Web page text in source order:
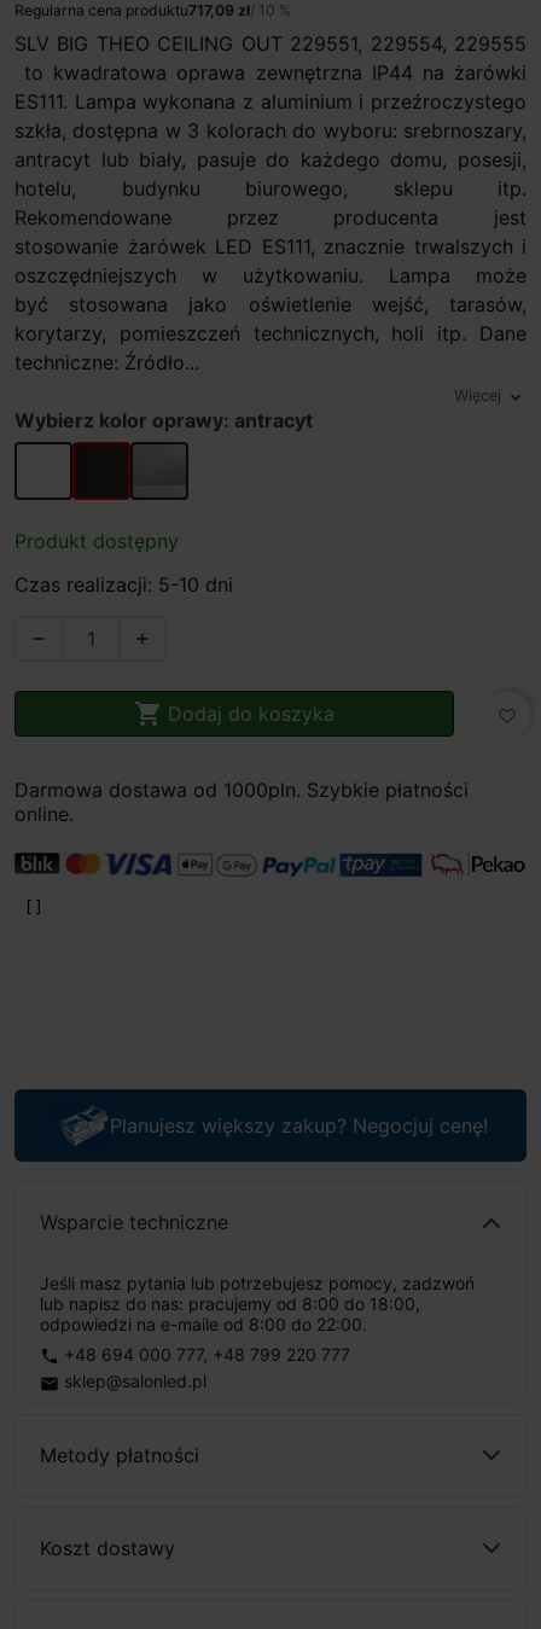
Regularna cena produktu717,09 zł/ 10 %
SLV BIG THEO CEILING OUT 229551, 229554, 229555
to kwadratowa oprawa zewnętrzna IP44 na żarówki
ES111. Lampa wykonana z aluminium i przeźroczystego
szkła, dostępna w 3 kolorach do wyboru: srebrnoszary,
antracyt lub biały, pasuje do każdego domu, posesji,
hotelu, budynku biurowego, sklepu itp.
Rekomendowane przez producenta jest
stosowanie żarówek LED ES111, znacznie trwalszych i
oszczędniejszych w użytkowaniu. Lampa może
być stosowana jako oświetlenie wejść, tarasów,
korytarzy, pomieszczeń technicznych, holi itp. Dane
techniczne: Źródło...
Więcej expand_more
Wybierz kolor oprawy: antracyt
biały antracytsrebrno-szary
Produkt dostępny
Czas realizacji: 5-10 dni
 
 Dodaj do koszyka favorite_border
Darmowa dostawa od 1000pln. Szybkie płatności
online.
Planujesz większy zakup? Negocjuj cenę!
Wsparcie techniczne
Jeśli masz pytania lub potrzebujesz pomocy, zadzwoń
lub napisz do nas: pracujemy od 8:00 do 18:00,
odpowiedzi na e-maile od 8:00 do 22:00.
phone +48 694 000 777, +48 799 220 777
email sklep@salonled.pl
Metody płatności
Koszt dostawy